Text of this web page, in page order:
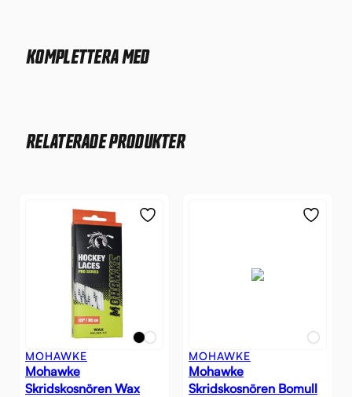
KOMPLETTERA MED
RELATERADE PRODUKTER
MOHAWKE
Mohawke
Skridskosnören Wax
MOHAWKE
Mohawke
Skridskosnören Bomull